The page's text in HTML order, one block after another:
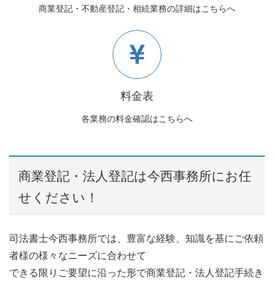
商業登記・不動産登記・相続業務の詳細はこちらへ
料金表
各業務の料金確認はこちらへ
商業登記・法人登記は今西事務所にお任
せください！
司法書士今西事務所では、豊富な経験、知識を基にご依頼
者様の様々なニーズに合わせて
できる限りご要望に沿った形で商業登記・法人登記手続き